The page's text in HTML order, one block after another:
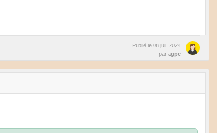
Publié le 08 juil. 2024
par agpc